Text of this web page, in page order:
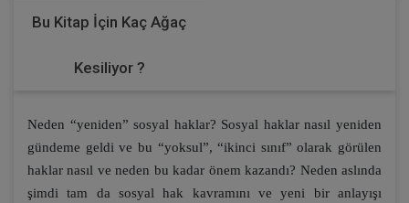
Bu Kitap İçin Kaç Ağaç
Kesiliyor ?
Neden “yeniden” sosyal haklar? Sosyal haklar nasıl yeniden
gündeme geldi ve bu “yoksul”, “ikinci sınıf” olarak görülen
haklar nasıl ve neden bu kadar önem kazandı? Neden aslında
şimdi tam da sosyal hak kavramını ve yeni bir anlayışı